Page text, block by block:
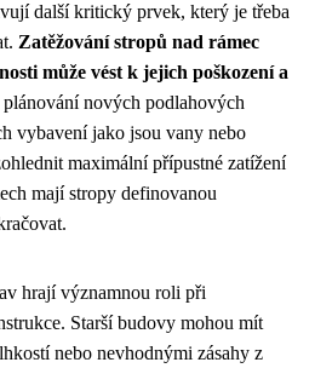
další kritický prvek, který je třeba
Zatěžování stropů nad rámec
může vést k jejich poškození a
plánování nových podlahových
vybavení jako jsou vany nebo
maximální přípustné zatížení
mají stropy definovanou
hrají významnou roli při
Starší budovy mohou mít
nebo nevhodnými zásahy z